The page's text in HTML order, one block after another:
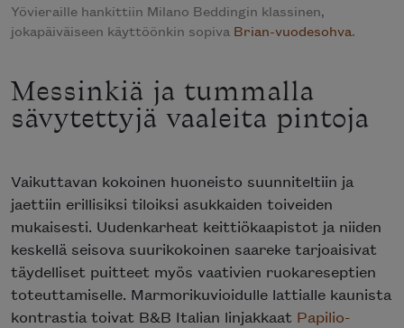
Yövieraille hankittiin Milano Beddingin klassinen,
jokapäiväiseen käyttöönkin sopiva Brian-vuodesohva.
Messinkiä ja tummalla
sävytettyjä vaaleita pintoja
Vaikuttavan kokoinen huoneisto suunniteltiin ja
jaettiin erillisiksi tiloiksi asukkaiden toiveiden
mukaisesti. Uudenkarheat keittiökaapistot ja niiden
keskellä seisova suurikokoinen saareke tarjoaisivat
täydelliset puitteet myös vaativien ruokareseptien
toteuttamiselle. Marmorikuvioidulle lattialle kaunista
kontrastia toivat B&B Italian linjakkaat Papilio-